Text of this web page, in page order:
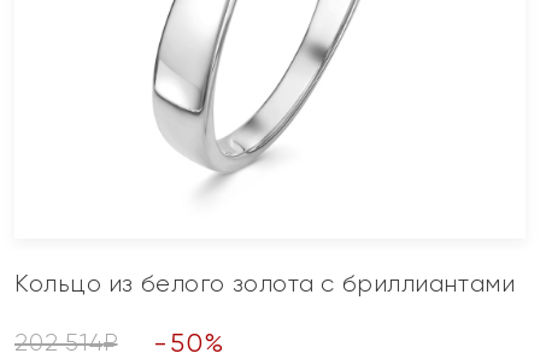
Кольцо из белого золота с бриллиантами
202 514₽ - 50%